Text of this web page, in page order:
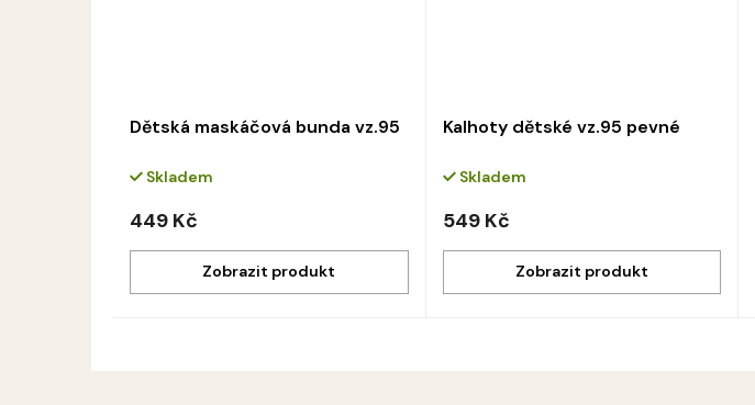
Dětská maskáčová bunda vz.95
Skladem
449 Kč
Kalhoty dětské vz.95 pevné
Skladem
549 Kč
v